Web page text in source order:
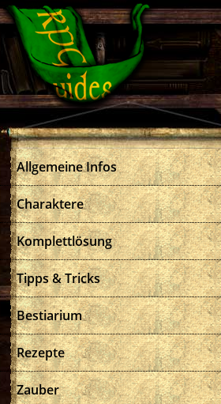
Allgemeine Infos
Charaktere
Komplettlösung
Tipps & Tricks
Bestiarium
Rezepte
Zauber